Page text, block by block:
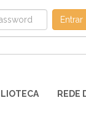
Entrar
REDE